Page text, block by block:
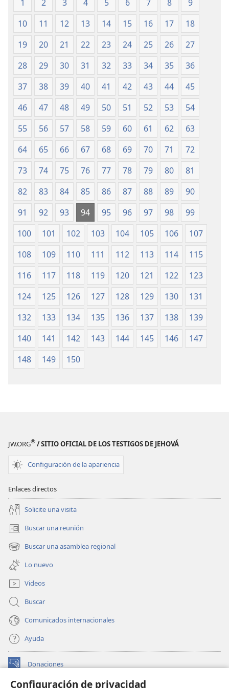
Configuración de privacidad
17
Si Jehová no me hubiera ayudado,
en poco tiempo yo habría muerto.
* +
18 Cuando yo decía “Mis pies resbalan”,
oh, Jehová, tu amor leal me sostenía.
19 Cuando las preocupaciones me abrumaban,
tú me consolabas y me tranquilizabas. *
20 ¿Puede aliarse contigo un trono
corrupto,
cuando está creando problemas en nombre
de la ley? * +
21 Lanzan brutales ataques contra el justo +
y condenan a muerte al inocente. * +
22 Pero Jehová llegará a ser un refugio seguro
para mí,
mi Dios es la roca donde me refugio. +
23 Él hará que se vuelvan contra ellos sus acciones
malvadas,
+
los exterminará *valiéndose de la misma
maldad de ellos.
Jehová nuestro Dios los exterminará. * +
(revisión
del
2019)
(revisión
del
2019)
1 2 3 4 5 6 7 8
9
10
11 12 13 14 15 16 17
18
19
20 21 22 23 24 25 26
27
28
29 30 31 32 33 34 35
36
37
38 39 40 41 42 43 44
45
46
47 48 49 50 51 52 53
54
55
56 57 58 59 60 61 62
63
64
65 66 67 68 69 70 71
72
73
74 75 76 77 78 79 80
81
82
83 84 85 86 87 88 89
90
91
92 93 94 95 96 97 98
99
100
101 102 103 104 105 106
107
108
109 110 111 112 113 114
115
116
117 118 119 120 121 122
123
124
125 126 127 128 129 130
131
132
133 134 135 136 137 138
139
140
141 142 143 144 145 146
147
148
149 150
JW.ORG® / SITIO OFICIAL DE LOS TESTIGOS DE JEHOVÁ
Configuración de la apariencia
Enlaces directos
Solicite una visita
Buscar una reunión
(abre
una
nueva
ventana)
Buscar una asamblea regional
(abre
una
nueva
ventana)
Lo nuevo
Videos
Buscar
Comunicados internacionales
Ayuda
Donaciones
(abre